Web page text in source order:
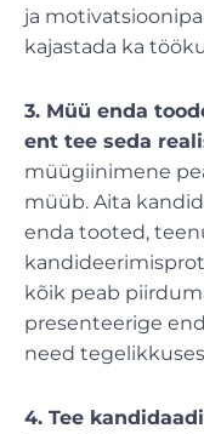
ja
kajastada ka
3. Müü enda
ent tee seda
müügiinimene
müüb. Aita
enda tooted,
kõik peab
presenteerige
need
4. Tee